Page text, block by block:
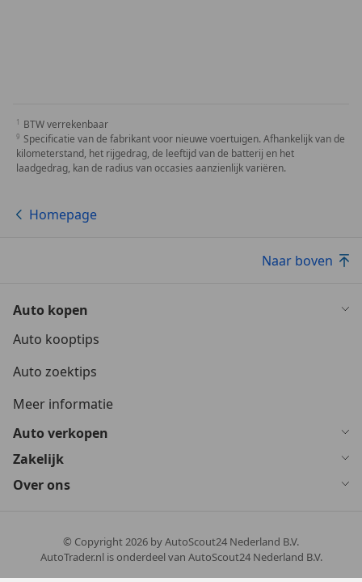
BTW verrekenbaar
Specificatie van de fabrikant voor nieuwe voertuigen. Afhankelijk van de
kilometerstand, het rijgedrag, de leeftijd van de batterij en het
laadgedrag, kan de radius van occasies aanzienlijk variëren.
Homepage
Naar boven
Auto kopen
Auto kooptips
Auto zoektips
Meer informatie
Auto verkopen
Zakelijk
Over ons
© Copyright2026 by AutoScout24 Nederland B.V.
AutoTrader.nl is onderdeel van AutoScout24 Nederland B.V.